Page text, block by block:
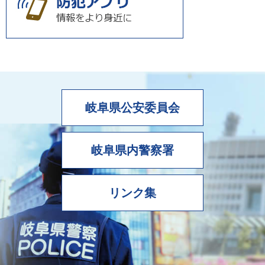
岐阜県公安委員会
岐阜県内警察署
リンク集